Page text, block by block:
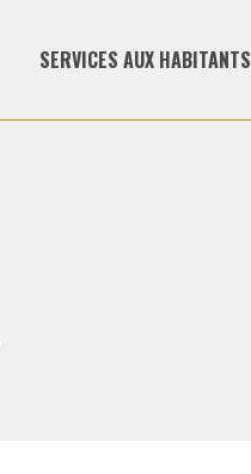
SERVICES AUX HABITANTS